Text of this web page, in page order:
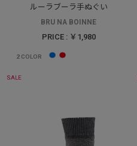
ルーラブーラ手ぬぐい
BRU NA BOINNE
PRICE : ￥1,980
2 COLOR
SALE